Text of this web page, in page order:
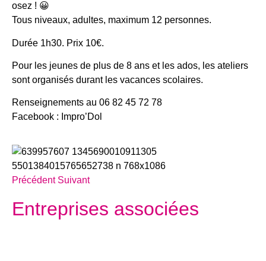
osez ! 😀
Tous niveaux, adultes, maximum 12 personnes.
Durée 1h30. Prix 10€.
Pour les jeunes de plus de 8 ans et les ados, les ateliers
sont organisés durant les vacances scolaires.
Renseignements au 06 82 45 72 78
Facebook : Impro’Dol
Précédent Suivant
Entreprises associées